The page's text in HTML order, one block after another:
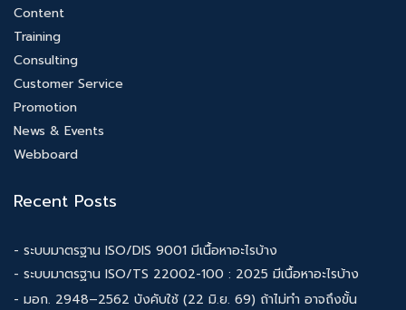
Content
Training
Consulting
Customer Service
Promotion
News & Events
Webboard
Recent Posts
- ระบบมาตรฐาน ISO/DIS 9001 มีเนื้อหาอะไรบ้าง
- ระบบมาตรฐาน ISO/TS 22002-100 : 2025 มีเนื้อหาอะไรบ้าง
- มอก. 2948–2562 บังคับใช้ (22 มิ.ย. 69) ถ้าไม่ทำ อาจถึงขั้น